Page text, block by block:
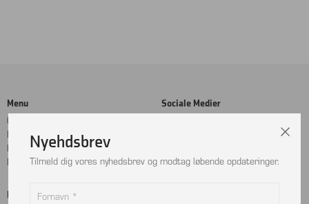
Menu
Cookie- og privatlivspolitik
Handelsbetingelser
Kontakt
Returnering
Sociale Medier
Betalingskort
Nyehdsbrev
Tilmeld dig vores nyhedsbrev og modtag løbende opdateringer.